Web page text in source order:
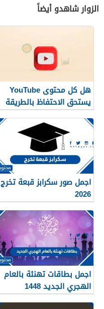
الزوار شاهدو أيضاً
هل كل محتوى YouTube
يستحق الاحتفاظ بالطريقة
نفسها؟
اجمل صور سكرابز قبعة تخرج
2026
اجمل بطاقات تهنئة بالعام
الهجري الجديد 1448